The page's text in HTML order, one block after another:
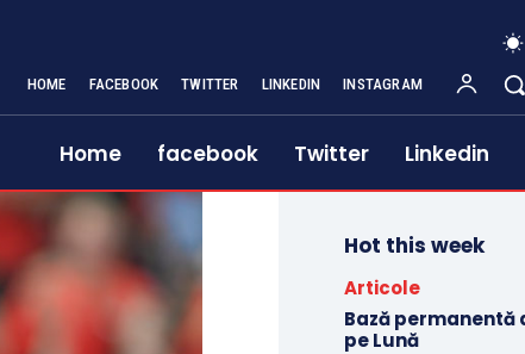
HOME FACEBOOK TWITTER LINKEDIN INSTAGRAM
Home facebook Twitter Linkedin
Hot this week
Articole
Bază permanentă
pe Lună